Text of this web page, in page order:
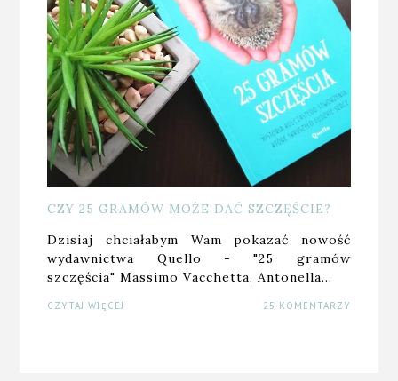
CZY 25 GRAMÓW MOŻE DAĆ SZCZĘŚCIE?
Dzisiaj chciałabym Wam pokazać nowość
wydawnictwa Quello - "25 gramów
szczęścia" Massimo Vacchetta, Antonella…
CZYTAJ WIĘCEJ 25 KOMENTARZY